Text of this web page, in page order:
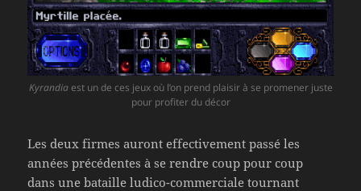
Kyrandiaest un de ces jeux où l’on prend plaisir à se promener juste
pour profiter du décor
Les deux firmes auront effectivement passé les
années précédentes à se rendre coup pour coup
dans une bataille ludico-commerciale tournant